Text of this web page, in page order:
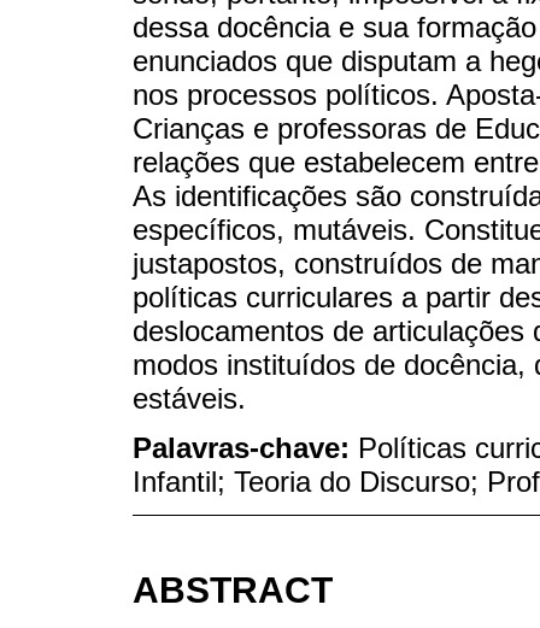
dessa docência e sua
enunciados que disputam a
nos processos políticos.
Crianças e professoras de
relações que estabelecem
As identificações são
específicos, mutáveis.
justapostos, construídos de
políticas curriculares a partir
deslocamentos de
modos instituídos de
estáveis.
Palavras-chave: Políticas
Infantil; Teoria do Discurso;
ABSTRACT